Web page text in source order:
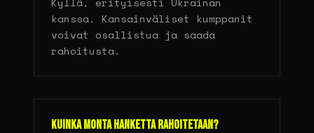
kanssa. Kansainväliset kumppanit
voivat osallistua ja saada
rahoitusta.
Kuinka monta hanketta rahoitetaan?